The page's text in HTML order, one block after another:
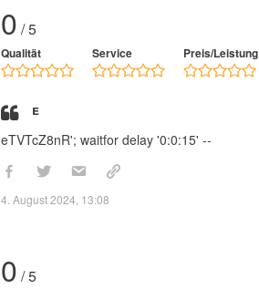
0 / 5
Qualität Service Preis/Leistung
e
eTVTcZ8nR'; waitfor delay '0:0:15' --
4. August 2024, 13:08
0 / 5